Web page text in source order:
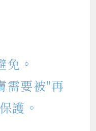
。
需要被"再
護。